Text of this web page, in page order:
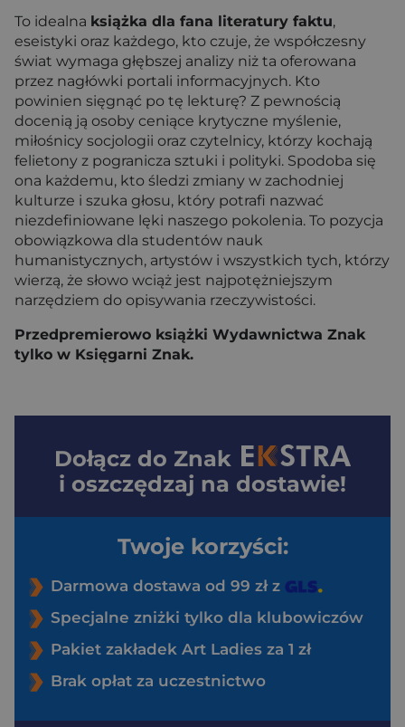
To idealna książka dla fana literatury faktu,
eseistyki oraz każdego, kto czuje, że współczesny
świat wymaga głębszej analizy niż ta oferowana
przez nagłówki portali informacyjnych. Kto
powinien sięgnąć po tę lekturę? Z pewnością
docenią ją osoby ceniące krytyczne myślenie,
miłośnicy socjologii oraz czytelnicy, którzy kochają
felietony z pogranicza sztuki i polityki. Spodoba się
ona każdemu, kto śledzi zmiany w zachodniej
kulturze i szuka głosu, który potrafi nazwać
niezdefiniowane lęki naszego pokolenia. To pozycja
obowiązkowa dla studentów nauk
humanistycznych, artystów i wszystkich tych, którzy
wierzą, że słowo wciąż jest najpotężniejszym
narzędziem do opisywania rzeczywistości.
Przedpremierowo książki Wydawnictwa Znak
tylko w Księgarni Znak.
Dołącz do Znak
i oszczędzaj na dostawie!
Twoje korzyści:
Darmowa dostawa od 99 zł z
Specjalne zniżki tylko dla klubowiczów
Pakiet zakładek Art Ladies za 1 zł
Brak opłat za uczestnictwo